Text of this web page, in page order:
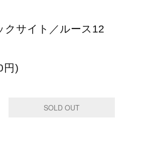
クサイト／ルース12
円)